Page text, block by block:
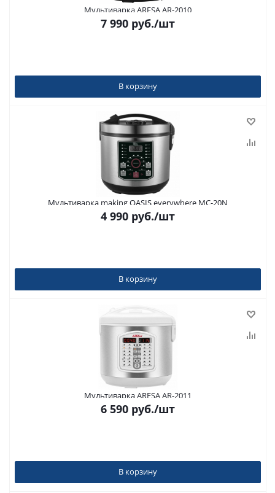
Мультиварка ARESA AR-2010
7 990 руб./шт
В корзину
Мультиварка making OASIS everywhere MC-20N
4 990 руб./шт
В корзину
Мультиварка ARESA AR-2011
6 590 руб./шт
В корзину